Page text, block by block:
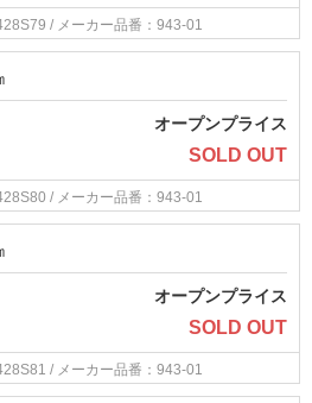
/ メーカー品番：943-01
オープンプライス
SOLD OUT
/ メーカー品番：943-01
オープンプライス
SOLD OUT
/ メーカー品番：943-01